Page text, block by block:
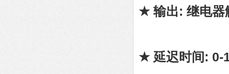
★ 输出: 继电
★ 延迟时间: